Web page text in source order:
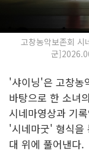
고창농악보존회 시
군
'샤이닝'은 고창농
바탕으로 한 소녀
시네마영상과 기
'시네마굿' 형식을
대 위에 풀어낸다.